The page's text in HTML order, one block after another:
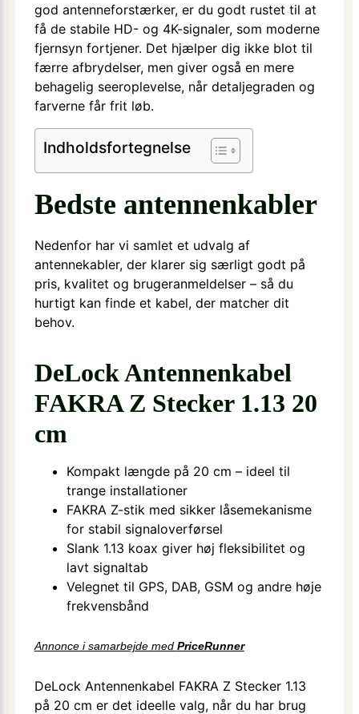
god antenneforstærker, er du godt rustet til at
få de stabile HD- og 4K-signaler, som moderne
fjernsyn fortjener. Det hjælper dig ikke blot til
færre afbrydelser, men giver også en mere
behagelig seeroplevelse, når detaljegraden og
farverne får frit løb.
Indholdsfortegnelse
Bedste antennenkabler
Nedenfor har vi samlet et udvalg af
antennekabler, der klarer sig særligt godt på
pris, kvalitet og brugeranmeldelser – så du
hurtigt kan finde et kabel, der matcher dit
behov.
DeLock Antennenkabel
FAKRA Z Stecker 1.13 20
cm
Kompakt længde på 20 cm – ideel til
trange installationer
FAKRA Z-stik med sikker låsemekanisme
for stabil signaloverførsel
Slank 1.13 koax giver høj fleksibilitet og
lavt signaltab
Velegnet til GPS, DAB, GSM og andre høje
frekvensbånd
Annonce i samarbejde med PriceRunner
DeLock Antennenkabel FAKRA Z Stecker 1.13
på 20 cm er det ideelle valg, når du har brug